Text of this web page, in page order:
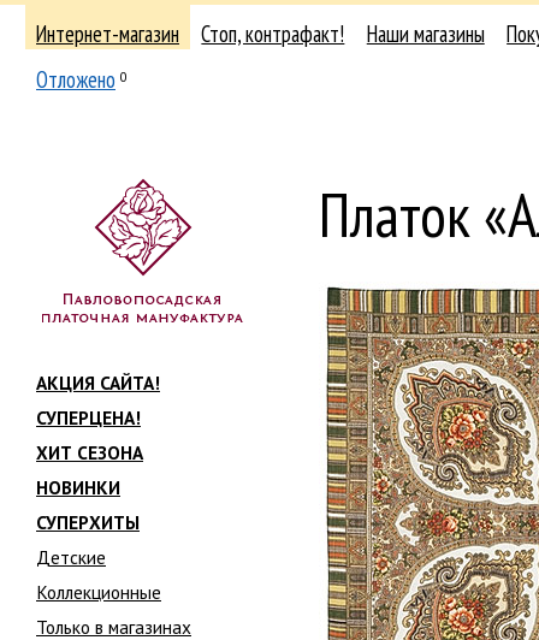
Интернет-магазин Стоп, контрафакт! Наши магазины
Отложено 0
АКЦИЯ САЙТА!
СУПЕРЦЕНА!
ХИТ СЕЗОНА
НОВИНКИ
СУПЕРХИТЫ
Детские
Коллекционные
Только в магазинах
Платок